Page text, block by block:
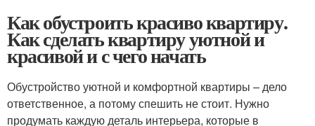
Как обустроить красиво квартиру.
Как сделать квартиру уютной и
красивой и с чего начать
Обустройство уютной и комфортной квартиры – дело
ответственное, а потому спешить не стоит. Нужно
продумать каждую деталь интерьера, которые в